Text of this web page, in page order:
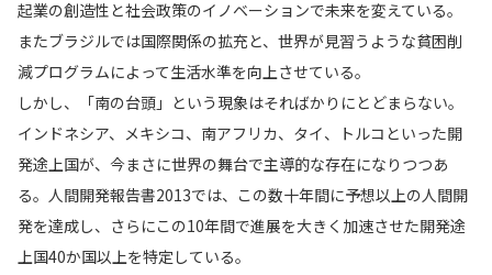
起業の創造性と社会政策のイノベーションで未来を変えている。
またブラジルでは国際関係の拡充と、世界が見習うような貧困削
減プログラムによって生活水準を向上させている。
しかし、「南の台頭」という現象はそればかりにとどまらない。
インドネシア、メキシコ、南アフリカ、タイ、トルコといった開
発途上国が、今まさに世界の舞台で主導的な存在になりつつあ
る。人間開発報告書2013では、この数十年間に予想以上の人間開
発を達成し、さらにこの10年間で進展を大きく加速させた開発途
上国40か国以上を特定している。